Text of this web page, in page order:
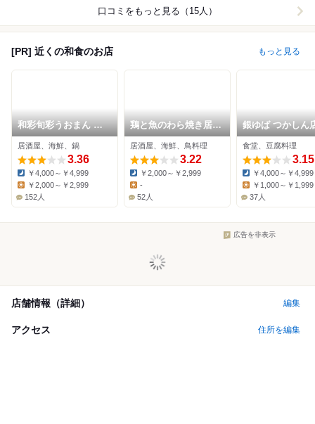
口コミをもっと見る（15人）
[PR] 近くの和食のお店 もっと見る
和彩旬彩うおまん 尼
崎キューズモール店
居酒屋、海鮮、鍋
3.36
Dinner:
￥4,000～￥4,999
￥2,000～￥2,999
152人
鶏と魚のわら焼き居酒
屋 うちわ JR尼崎駅前
アミング店
居酒屋、海鮮、鳥料理
3.22
Dinner:
￥2,000～￥2,999
Lunch:
-
52人
銀ゆば つかしん
食堂、豆腐料理
3.15
Dinner:
￥4,000～￥4,999
Lunch:
￥1,000～￥1,999
37人
広告を非表示
店舗情報（詳細） 編集
アクセス 住所を編集